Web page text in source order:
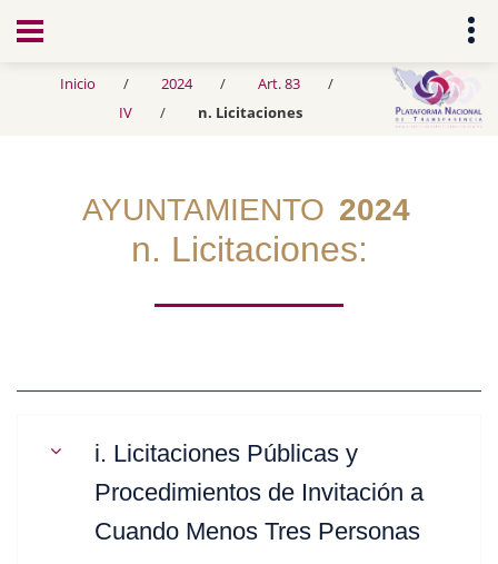
Transparencia
Inicio 2024
Art. 83
IV
n. Licitaciones
AYUNTAMIENTO 2024
n. Licitaciones:
i. Licitaciones Públicas y
Procedimientos de Invitación a
Cuando Menos Tres Personas